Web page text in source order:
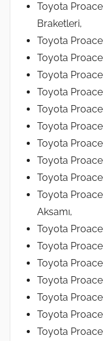
Toyota Proace
Braketleri,
Toyota Proace
Toyota Proace
Toyota Proace
Toyota Proace
Toyota Proace
Toyota Proace
Toyota Proace
Toyota Proace
Toyota Proace
Toyota Proace
Aksamı,
Toyota Proace
Toyota Proace
Toyota Proace
Toyota
Toyota Proace
Toyota Proace
Toyota Proace